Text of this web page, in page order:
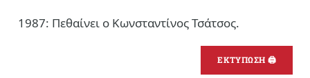
1987: Πεθαίνει ο Κωνσταντίνος Τσάτσος.
ΕΚΤΥΠΩΣΗ 🖨